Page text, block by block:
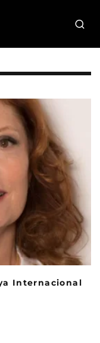
Internacional